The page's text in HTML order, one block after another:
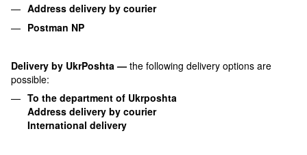
Address delivery by courier
Postman NP
Delivery by UkrPoshta— the following delivery options are
possible:
To the department of Ukrposhta
Address delivery by courier
International delivery